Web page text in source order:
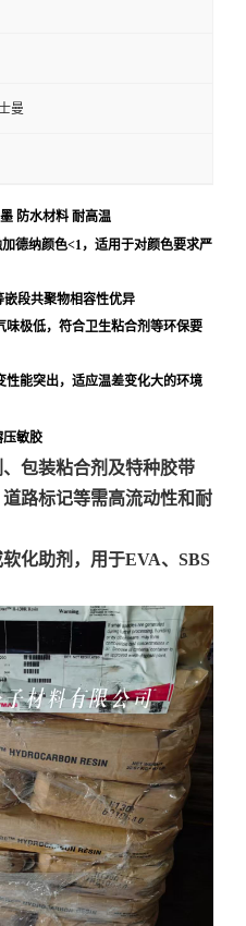
曼
防水材料 耐高温
德纳颜色<1，适用于对颜色要求严
嵌段共聚物相容性优异
极低，符合卫生粘合剂等环保要
性能突出，适应温差变化大的环境
压敏胶
包装粘合剂及特种胶带
路标记等需高流动性和耐
化助剂，用于EVA、SBS